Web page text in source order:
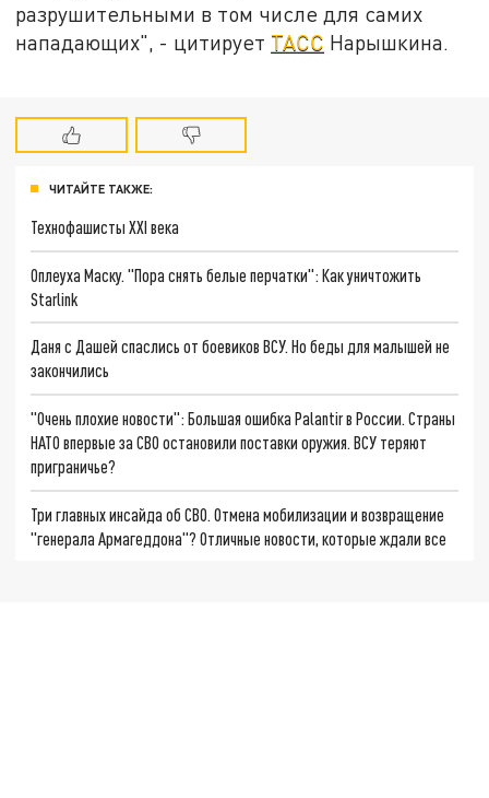
разрушительными в том числе для самих
нападающих", - цитирует ТАСС Нарышкина.
ЧИТАЙТЕ ТАКЖЕ:
Технофашисты XXI века
Оплеуха Маску. "Пора снять белые перчатки": Как уничтожить
Starlink
Даня с Дашей спаслись от боевиков ВСУ. Но беды для малышей не
закончились
"Очень плохие новости": Большая ошибка Palantir в России. Страны
НАТО впервые за СВО остановили поставки оружия. ВСУ теряют
приграничье?
Три главных инсайда об СВО. Отмена мобилизации и возвращение
"генерала Армагеддона"? Отличные новости, которые ждали все